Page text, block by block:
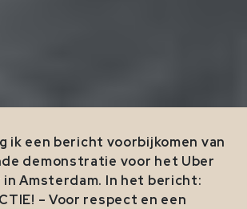
ik een bericht voorbijkomen van
demonstratie voor het Uber
Amsterdam. In het bericht:
– Voor respect en een